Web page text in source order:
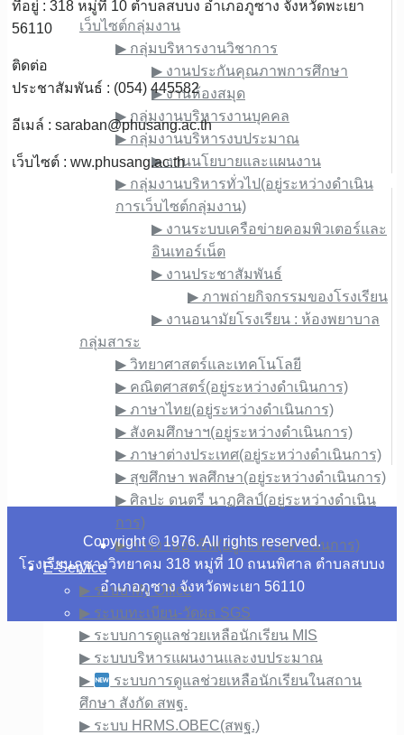
เว็บไซต์ภายใน
เว็บไซต์กลุ่มงาน
▶︎ กลุ่มบริหารงานวิชาการ
▶︎ งานประกันคุณภาพการศึกษา
▶︎ งานห้องสมุด
▶︎ กลุ่มงานบริหารงานบุคคล
▶︎ กลุ่มงานบริหารงบประมาณ
▶︎ งานนโยบายและแผนงาน
▶︎ กลุ่มงานบริหารทั่วไป(อยู่ระหว่างดำเนิน
การเว็บไซต์กลุ่มงาน)
▶︎ งานระบบเครือข่ายคอมพิวเตอร์และ
อินเทอร์เน็ต
▶︎ งานประชาสัมพันธ์
▶︎ ภาพถ่ายกิจกรรมของโรงเรียน
▶︎ งานอนามัยโรงเรียน : ห้องพยาบาล
กลุ่มสาระ
▶︎ วิทยาศาสตร์และเทคโนโลยี
▶︎ คณิตศาสตร์(อยู่ระหว่างดำเนินการ)
▶︎ ภาษาไทย(อยู่ระหว่างดำเนินการ)
▶︎ สังคมศึกษาฯ(อยู่ระหว่างดำเนินการ)
▶︎ ภาษาต่างประเทศ(อยู่ระหว่างดำเนินการ)
▶︎ สุขศึกษา พลศึกษา(อยู่ระหว่างดำเนินการ)
▶︎ ศิลปะ ดนตรี นาฏศิลป์(อยู่ระหว่างดำเนิน
การ)
▶︎ การงานอาชีพ(อยู่ระหว่างดำเนินการ)
E-Service
▶︎ ระบบ My Office
▶︎ ระบบทะเบียน-วัดผล SGS
▶︎ ระบบการดูแลช่วยเหลือนักเรียน MIS
▶︎ ระบบบริหารแผนงานและงบประมาณ
▶︎
ระบบการดูแลช่วยเหลือนักเรียนในสถาน
ศึกษา สังกัด สพฐ.
▶︎ ระบบ HRMS.OBEC(สพฐ.)
ที่อยู่ : 318 หมู่ที่ 10 ตำบลสบบง อำเภอภูซาง จังหวัดพะเยา
56110
ติดต่อ
ประชาสัมพันธ์ : (054) 445582
อีเมล์ : saraban@phusang.ac.th
เว็บไซต์ : ww.phusang.ac.th
Copyright © 1976. All rights reserved.
โรงเรียนภูซางวิทยาคม 318 หมู่ที่ 10 ถนนพิศาล ตำบลสบบง
อำเภอภูซาง จังหวัดพะเยา 56110